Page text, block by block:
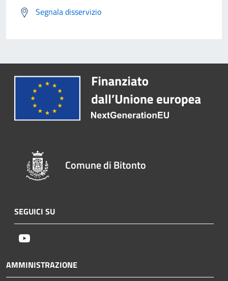
Segnala disservizio
Comune di Bitonto
SEGUICI SU
AMMINISTRAZIONE